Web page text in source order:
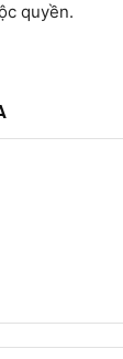
quyền.